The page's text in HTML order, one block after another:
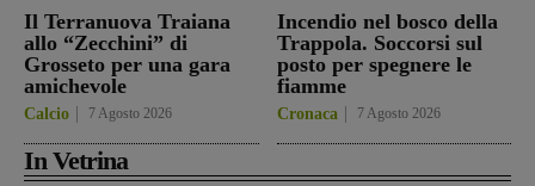
Il Terranuova Traiana
allo “Zecchini” di
Grosseto per una gara
amichevole
Calcio 7 Agosto 2026
Incendio nel bosco della
Trappola. Soccorsi sul
posto per spegnere le
fiamme
Cronaca 7 Agosto 2026
In Vetrina